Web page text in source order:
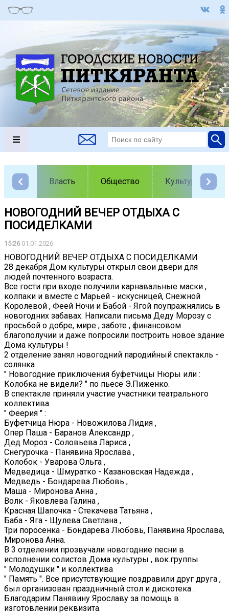
Власть Общество Культура
НОВОГОДНИЙ ВЕЧЕР ОТДЫХА С
ПОСИДЕЛКАМИ
15:2601.01.2026
НОВОГОДНИЙ ВЕЧЕР ОТДЫХА С ПОСИДЕЛКАМИ
28 декабря Дом культуры открыл свои двери для
людей почтенного возраста.
Все гости при входе получили карнавальные маски ,
колпаки и вместе с Марьей - искусницей, Снежной
Королевой , Феей Ночи и Бабой - Ягой поупражнялись в
новогодних забавах. Написали письма Деду Морозу с
просьбой о добре, мире , заботе , финансовом
благополучии и даже попросили построить новое здание
Дома культуры !
2 отделение занял новогодний пародийный спектакль -
солянка
" Новогодние приключения буфетчицы Нюры или :
Колобка не видели? " по пьесе Э.Пиженко.
В спектакле приняли участие участники театрального
коллектива
" Феерия " :
Буфетчица Нюра - Новожилова Лидия ,
Опер Паша - Баранов Александр ,
Дед Мороз - Соловьева Лариса ,
Снегурочка - Панявина Ярослава ,
Колобок - Уварова Ольга ,
Медведица - Шмуратко - Казановская Надежда ,
Медведь - Бондарева Любовь ,
Маша - Миронова Анна ,
Волк - Яковлева Галина ,
Красная Шапочка - Стекачева Татьяна ,
Баба - Яга - Щулева Светлана ,
Три поросенка - Бондарева Любовь, Панявина Ярослава,
Миронова Анна.
В 3 отделении прозвучали новогодние песни в
исполнении солистов Дома культуры , вок.группы
" Молодушки " и коллектива
" Память ". Все присутствующие поздравили друг друга ,
был организован праздничный стол и дискотека .
Благодарим Панявину Ярославу за помощь в
изготовлении реквизита.